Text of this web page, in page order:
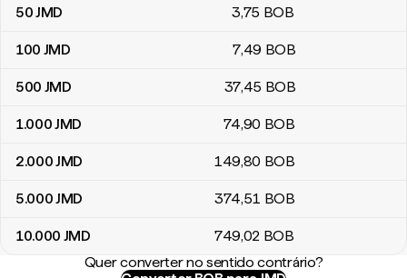
50JMD 3,75 BOB
100 JMD 7,49 BOB
500 JMD 37,45 BOB
1.000JMD 74,90 BOB
2.000JMD 149,80 BOB
5.000JMD 374,51 BOB
10.000 JMD 749,02 BOB
Quer converter no sentido contrário?